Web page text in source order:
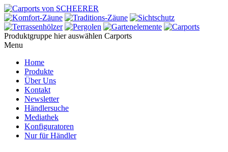
Produktgruppe hier auswählen Carports
Menu
Home
Produkte
Über Uns
Kontakt
Newsletter
Händlersuche
Mediathek
Konfiguratoren
Nur für Händler